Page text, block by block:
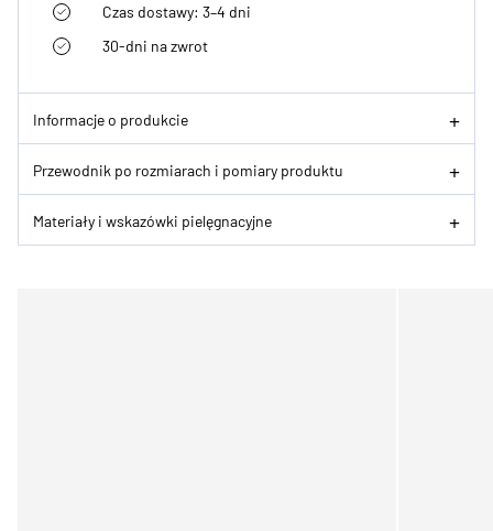
Czas dostawy: 3–4 dni
30-dni na zwrot
Informacje o produkcie
Przewodnik po rozmiarach i pomiary produktu
Materiały i wskazówki pielęgnacyjne